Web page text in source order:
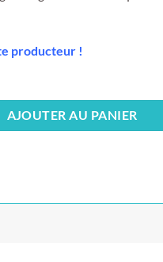
producteur !
AJOUTER AU PANIER